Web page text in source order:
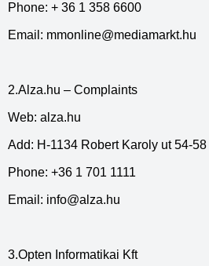
Phone: + 36 1 358 6600
Email: mmonline@mediamarkt.hu
2.Alza.hu – Complaints
Web: alza.hu
Add: H-1134 Robert Karoly ut 54-58
Phone: +36 1 701 1111
Email: info@alza.hu
3.Opten Informatikai Kft